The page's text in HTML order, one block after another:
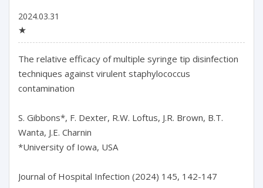
2024.03.31
★
The relative efficacy of multiple syringe tip disinfection
techniques against virulent staphylococcus
contamination
S. Gibbons*, F. Dexter, R.W. Loftus, J.R. Brown, B.T.
Wanta, J.E. Charnin
*University of Iowa, USA
Journal of Hospital Infection (2024) 145, 142-147